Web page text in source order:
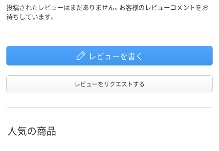
投稿されたレビューはまだありません。お客様のレビューコメントをお
待ちしています。
レビューを書く
レビューをリクエストする
人気の商品